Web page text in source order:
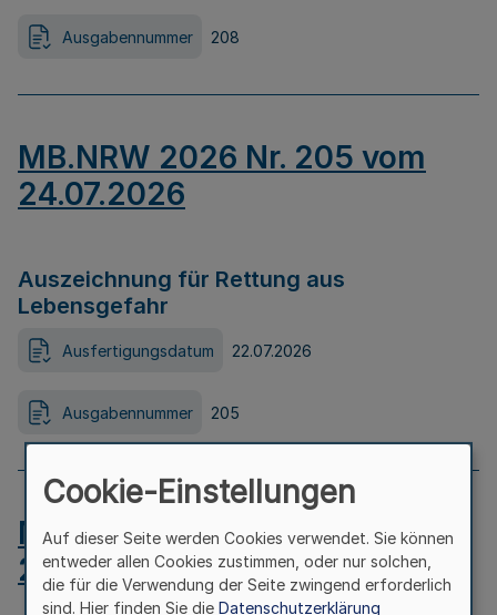
Ausgabennummer 208
MB.NRW 2026 Nr. 205 vom
24.07.2026
Auszeichnung für Rettung aus
Lebensgefahr
Ausfertigungsdatum 22.07.2026
Ausgabennummer 205
MB.NRW 2026 Nr. 204 vom
24.07.2026
Cookie-Einstellungen
Auf dieser Seite werden Cookies verwendet. Sie können
entweder allen Cookies zustimmen, oder nur solchen,
die für die Verwendung der Seite zwingend erforderlich
sind. Hier finden Sie die Datenschutzerklärung